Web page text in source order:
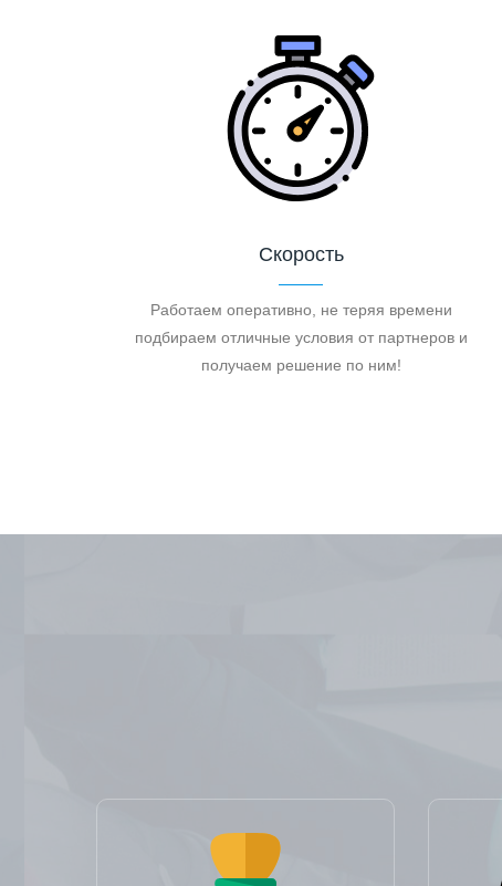
Скорость
Работаем оперативно, не теряя времени
подбираем отличные условия от партнеров и
получаем решение по ним!